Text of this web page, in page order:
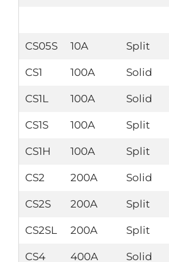
CS05S 10A Split
CS1 100A Solid
CS1L 100A Solid
CS1S 100A Split
CS1H 100A Split
CS2 200A Solid
CS2S 200A Split
CS2SL 200A Split
CS4 400A Solid